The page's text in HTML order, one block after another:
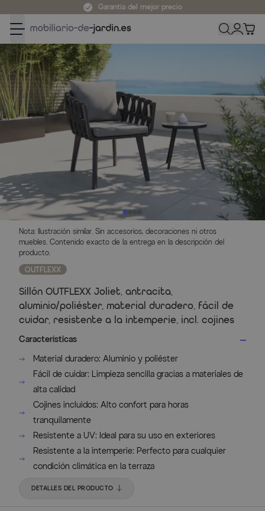
Garantía del mejor precio
Nota: Ilustración similar. Sin accesorios, decoraciones ni otros
muebles. Contenido exacto de la entrega en la descripción del
producto.
OUTFLEXX
Sillón OUTFLEXX Joliet, antracita,
aluminio/poliéster, material duradero, fácil de
cuidar, resistente a la intemperie, incl. cojines
Características
Material duradero: Aluminio y poliéster
Fácil de cuidar: Limpieza sencilla gracias a materiales de
alta calidad
Cojines incluidos: Alto confort para horas
tranquilamente
Resistente a UV: Ideal para su uso en exteriores
Resistente a la intemperie: Perfecto para cualquier
condición climática en la terraza
DETALLES DEL PRODUCTO